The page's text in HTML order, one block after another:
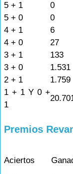
5 + 1
0
5 + 0
0
4 + 1
6
4 + 0
27
3 + 1
133
3 + 0
1.531
2 + 1
1.759
1 + 1 Y 0 +
1
Premios
Aciertos